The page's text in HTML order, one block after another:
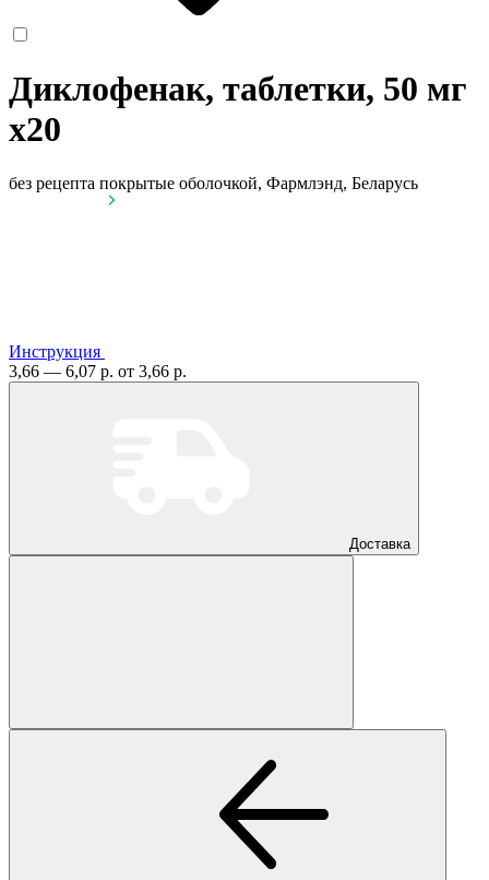
Диклофенак, таблетки, 50 мг
x20
без рецепта покрытые оболочкой, Фармлэнд, Беларусь
Инструкция
3,66 — 6,07 р. от 3,66 р.
Доставка